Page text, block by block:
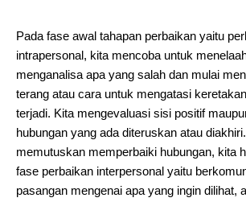
Pada fase awal tahapan perbaikan yaitu
intrapersonal, kita mencoba untuk
menganalisa apa yang salah dan mulai
terang atau cara untuk mengatasi
terjadi. Kita mengevaluasi sisi positif
hubungan yang ada diteruskan atau
memutuskan memperbaiki hubungan, kita
fase perbaikan interpersonal yaitu
pasangan mengenai apa yang ingin dilihat,